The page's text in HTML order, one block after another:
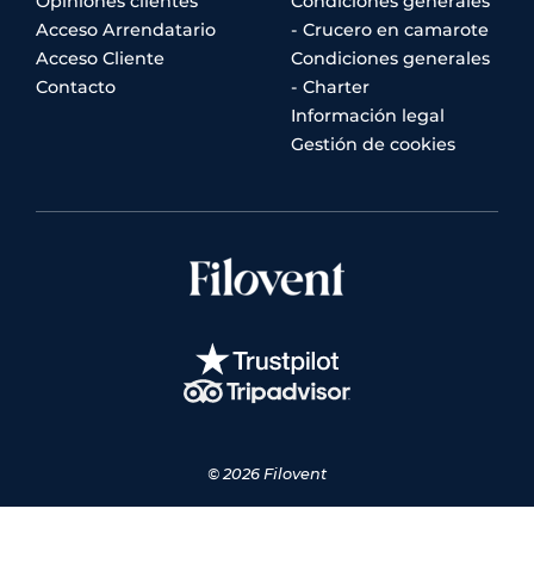
Acceso Arrendatario
Acceso Cliente
Contacto
- Crucero en camarote
Condiciones generales
- Charter
Información legal
Gestión de cookies
© 2026 Filovent